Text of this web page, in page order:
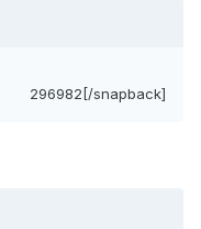
296982[/snapback]